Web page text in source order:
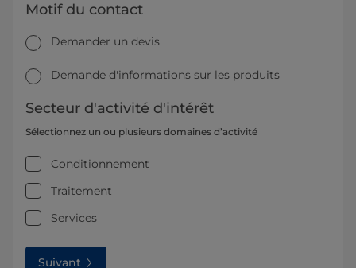
Motif du contact
Demander un devis
Demande d'informations sur les produits
Secteur d'activité d'intérêt
Sélectionnez un ou plusieurs domaines d’activité
Conditionnement
Traitement
Services
Suivant